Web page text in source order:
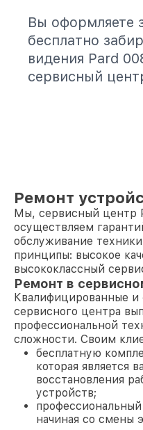
Вы оформляете
бесплатно
видения Pard
сервисный
Ремонт
Мы, сервисный центр
осуществляем
обслуживание
принципы: высокое
высококлассный
Ремонт в
Квалифицированные и
сервисного центра
профессиональной
сложности. Своим
бесплатную
которая является
восстановления
устройств;
начиная со смены